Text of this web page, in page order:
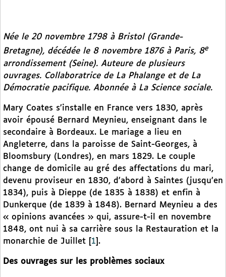
Née le 20 novembre 1798 à Bristol (Grande-
Bretagne), décédée le 8 novembre 1876 à Paris, 8e
arrondissement (Seine). Auteure de plusieurs
ouvrages. Collaboratrice de La Phalange et de La
Démocratie pacifique. Abonnée à La Science sociale.
Mary Coates s’installe en France vers 1830, après
avoir épousé Bernard Meynieu, enseignant dans le
secondaire à Bordeaux. Le mariage a lieu en
Angleterre, dans la paroisse de Saint-Georges, à
Bloomsbury (Londres), en mars 1829. Le couple
change de domicile au gré des affectations du mari,
devenu proviseur en 1830, d’abord à Saintes (jusqu’en
1834), puis à Dieppe (de 1835 à 1838) et enfin à
Dunkerque (de 1839 à 1848). Bernard Meynieu a des
« opinions avancées » qui, assure-t-il en novembre
1848, ont nui à sa carrière sous la Restauration et la
monarchie de Juillet
1 .
Des ouvrages sur les problèmes sociaux